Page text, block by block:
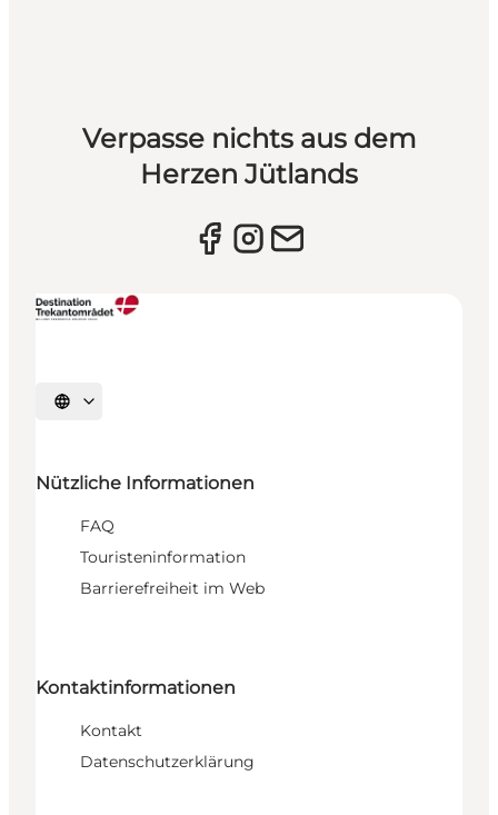
Verpasse nichts aus dem
Herzen Jütlands
Sprache auswählen
Nützliche Informationen
FAQ
Touristeninformation
Barrierefreiheit im Web
Kontaktinformationen
Kontakt
Datenschutzerklärung